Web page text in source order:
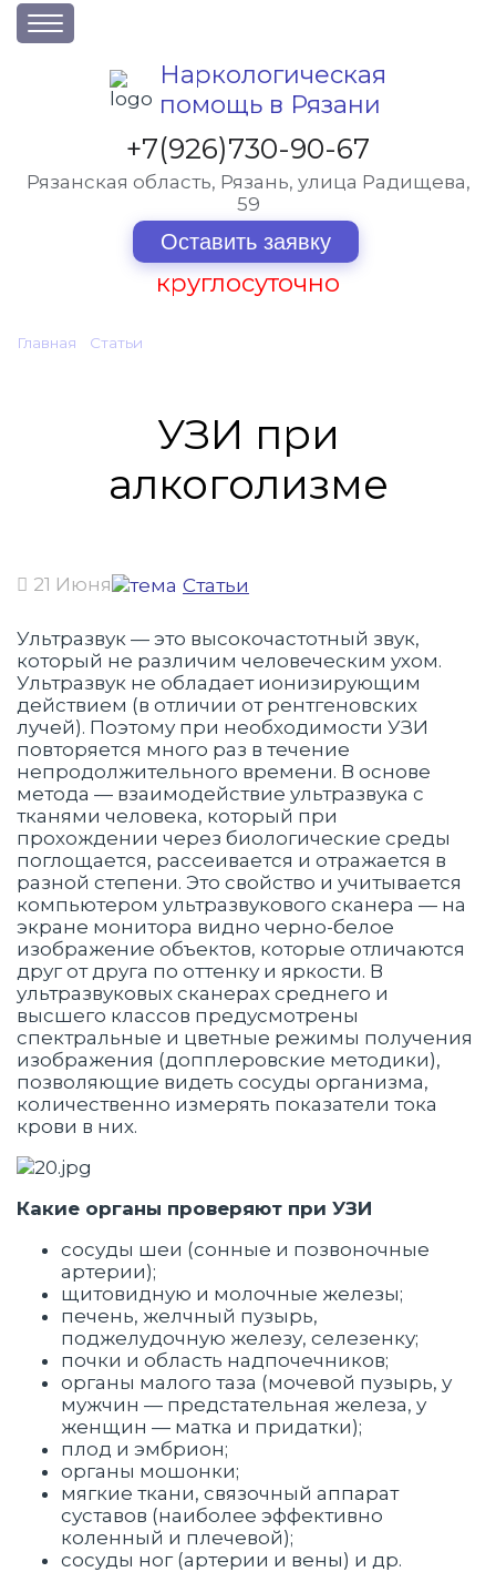
О клинике
Вакансии
Лицензии
Вопрос-ответ
Наркологическая
помощь в Рязани
+7(926)730-90-67
Рязанская область, Рязань, улица Радищева,
59
Оставить заявку
круглосуточно
Главная Статьи
УЗИ при
алкоголизме
21 Июня Статьи
Ультразвук — это высокочастотный звук,
который не различим человеческим ухом.
Ультразвук не обладает ионизирующим
действием (в отличии от рентгеновских
лучей). Поэтому при необходимости УЗИ
повторяется много раз в течение
непродолжительного времени. В основе
метода — взаимодействие ультразвука с
тканями человека, который при
прохождении через биологические среды
поглощается, рассеивается и отражается в
разной степени. Это свойство и учитывается
компьютером ультразвукового сканера — на
экране монитора видно черно-белое
изображение объектов, которые отличаются
друг от друга по оттенку и яркости. В
ультразвуковых сканерах среднего и
высшего классов предусмотрены
спектральные и цветные режимы получения
изображения (допплеровские методики),
позволяющие видеть сосуды организма,
количественно измерять показатели тока
крови в них.
Какие органы проверяют при УЗИ
сосуды шеи (сонные и позвоночные
артерии);
щитовидную и молочные железы;
печень, желчный пузырь,
поджелудочную железу, селезенку;
почки и область надпочечников;
органы малого таза (мочевой пузырь, у
мужчин — предстательная железа, у
женщин — матка и придатки);
плод и эмбрион;
органы мошонки;
мягкие ткани, связочный аппарат
суставов (наиболее эффективно
коленный и плечевой);
сосуды ног (артерии и вены) и др.